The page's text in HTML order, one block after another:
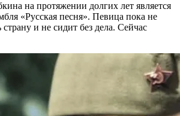
на протяжении долгих лет является
«Русская песня». Певица пока не
страну и не сидит без дела. Сейчас